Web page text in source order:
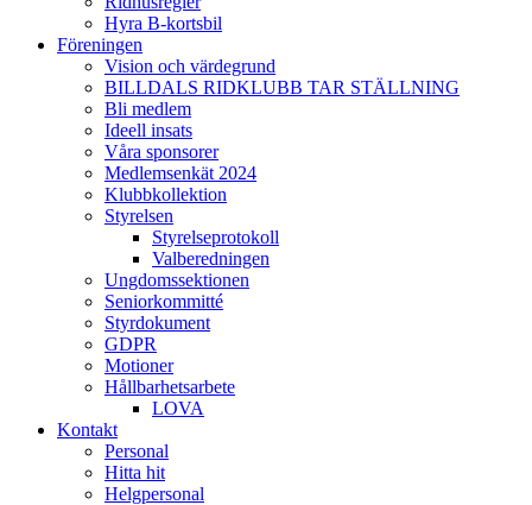
Hyra B-kortsbil
Föreningen
Vision och värdegrund
BILLDALS RIDKLUBB TAR STÄLLNING
Bli medlem
Ideell insats
Våra sponsorer
Medlemsenkät 2024
Klubbkollektion
Styrelsen
Styrelseprotokoll
Valberedningen
Ungdomssektionen
Seniorkommitté
Styrdokument
GDPR
Motioner
Hållbarhetsarbete
LOVA
Kontakt
Personal
Hitta hit
Helgpersonal